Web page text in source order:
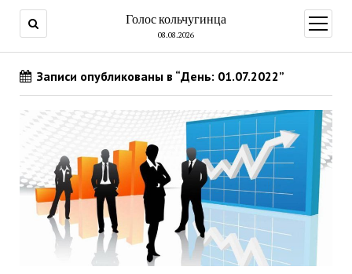
Голос кольчугинца
08.08.2026
меню
Записи опубликованы в “День: 01.07.2022”